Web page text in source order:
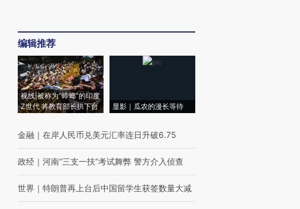
编辑推荐
视线|被称为“蟑螂”的印度
Z世代 将教育部长拱下台
显影｜瓜农的漫长等待
金融 ｜ 在岸人民币兑美元汇率连日升破6.75
政经 ｜ 河南“三支一扶”考试舞弊 警方介入侦查
世界 ｜ 特朗普再上台后中国留学生获签数量大减